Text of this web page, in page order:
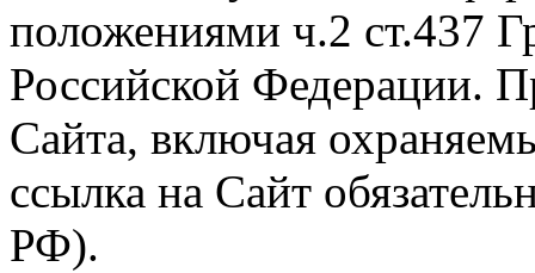
положениями ч.2 ст.437
Российской Федерации.
Сайта, включая
ссылка на Сайт
РФ).